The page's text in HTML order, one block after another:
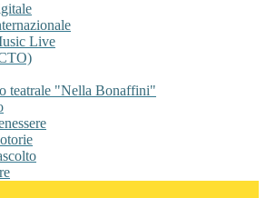
Live
teatrale "Nella Bonaffini"